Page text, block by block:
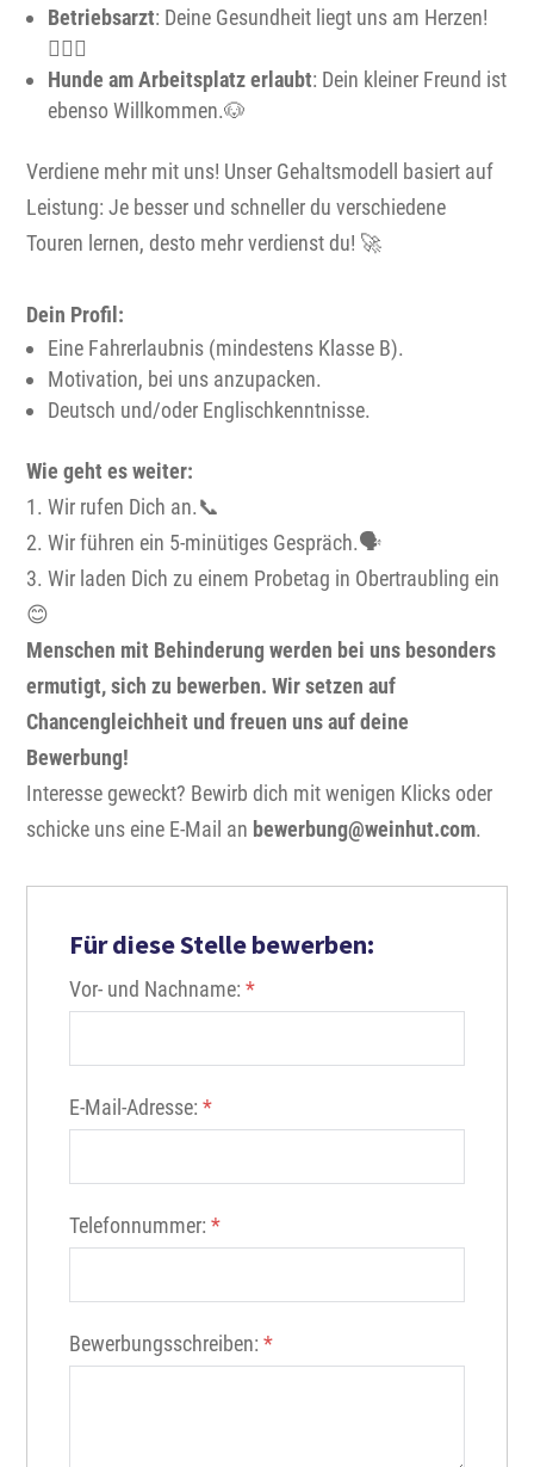
Betriebsarzt: Deine Gesundheit liegt uns am Herzen!
👨🏻‍⚕️
Hunde am Arbeitsplatz erlaubt: Dein kleiner Freund ist
ebenso Willkommen.🐶
Verdiene mehr mit uns! Unser Gehaltsmodell basiert auf
Leistung: Je besser und schneller du verschiedene
Touren lernen, desto mehr verdienst du! 🚀
Dein Profil:
Eine Fahrerlaubnis (mindestens Klasse B).
Motivation, bei uns anzupacken.
Deutsch und/oder Englischkenntnisse.
Wie geht es weiter:
1. Wir rufen Dich an.📞
2. Wir führen ein 5-minütiges Gespräch.🗣️
3. Wir laden Dich zu einem Probetag in Obertraubling ein
😊
Menschen mit Behinderung werden bei uns besonders
ermutigt, sich zu bewerben. Wir setzen auf
Chancengleichheit und freuen uns auf deine
Bewerbung!
Interesse geweckt? Bewirb dich mit wenigen Klicks oder
schicke uns eine E-Mail an bewerbung@weinhut.com.
Für diese Stelle bewerben:
Vor- und Nachname:*
E-Mail-Adresse:*
Telefonnummer:*
Bewerbungsschreiben:*